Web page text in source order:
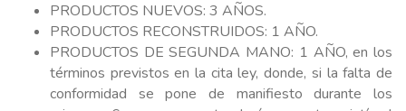
PRODUCTOS NUEVOS: 3 AÑOS.
PRODUCTOS RECONSTRUIDOS: 1 AÑO.
PRODUCTOS DE SEGUNDA MANO: 1 AÑO, en los
términos previstos en la cita ley, donde, si la falta de
conformidad se pone de manifiesto durante los